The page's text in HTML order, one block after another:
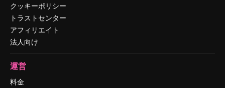
クッキーポリシー
トラストセンター
アフィリエイト
法人向け
運営
料金